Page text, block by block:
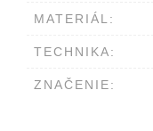
MATERIÁL:
TECHNIKA:
ZNAČENIE: